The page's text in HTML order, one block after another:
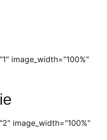
image_width="100%"
image_width="100%"